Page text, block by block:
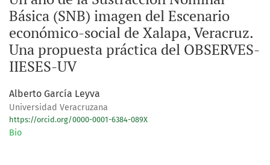
Básica (SNB) imagen del Escenario
económico-social de Xalapa, Veracruz.
Una propuesta práctica del OBSERVES-
IIESES-UV
Alberto García Leyva
Universidad Veracruzana
https://orcid.org/0000-0001-6384-089X
Bio